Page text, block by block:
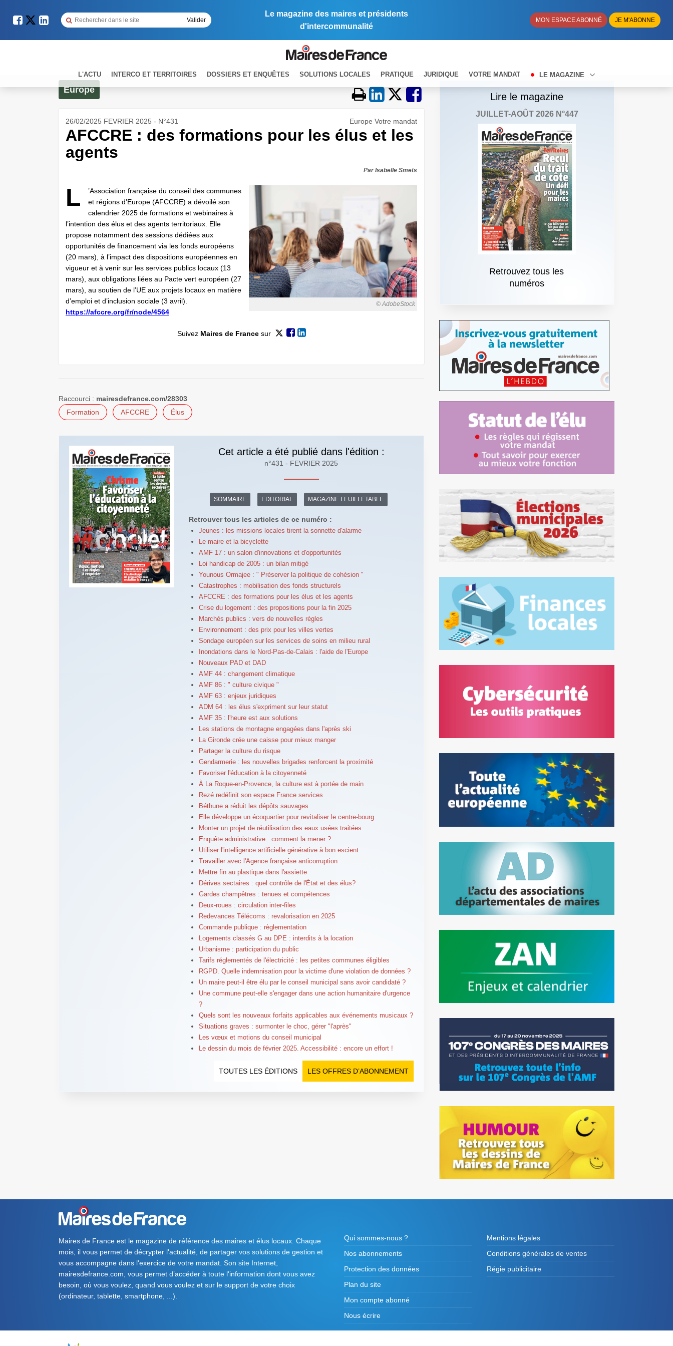
Le magazine des maires et présidents
d'intercommunalité
MON ESPACE ABONNÉ JE M'ABONNE
L'ACTU INTERCO ET TERRITOIRES DOSSIERS ET ENQUÊTES SOLUTIONS LOCALES PRATIQUE JURIDIQUE VOTRE MANDAT LE MAGAZINE
Europe
26/02/2025 FEVRIER 2025 - N°431 Europe Votre mandat
AFCCRE : des formations pour les élus et les
agents
Par Isabelle Smets
© AdobeStock
L
’Association française du conseil des communes
et régions d’Europe (AFCCRE) a dévoilé son
calendrier 2025 de formations et webinaires à
l’intention des élus et des agents territoriaux. Elle
propose notamment des sessions dédiées aux
opportunités de financement via les fonds européens
(20 mars), à l’impact des dispositions européennes en
vigueur et à venir sur les services publics locaux (13
mars), aux obligations liées au Pacte vert européen (27
mars), au soutien de l’UE aux projets locaux en matière
d’emploi et d’inclusion sociale (3 avril).
https://afccre.org/fr/node/4564
Suivez Maires de Francesur
Raccourci : mairesdefrance.com/28303
Formation
AFCCRE Élus
Cet article a été publié dans l'édition :
n°431 - FEVRIER 2025
SOMMAIRE EDITORIAL MAGAZINE FEUILLETABLE
Retrouver tous les articles de ce numéro :
Jeunes : les missions locales tirent la sonnette d'alarme
Le maire et la bicyclette
AMF 17 : un salon d'innovations et d'opportunités
Loi handicap de 2005 : un bilan mitigé
Younous Ormajee : " Préserver la politique de cohésion "
Catastrophes : mobilisation des fonds structurels
AFCCRE : des formations pour les élus et les agents
Crise du logement : des propositions pour la fin 2025
Marchés publics : vers de nouvelles règles
Environnement : des prix pour les villes vertes
Sondage européen sur les services de soins en milieu rural
Inondations dans le Nord-Pas-de-Calais : l'aide de l'Europe
Nouveaux PAD et DAD
AMF 44 : changement climatique
AMF 86 : " culture civique "
AMF 63 : enjeux juridiques
ADM 64 : les élus s'expriment sur leur statut
AMF 35 : l'heure est aux solutions
Les stations de montagne engagées dans l'après ski
La Gironde crée une caisse pour mieux manger
Partager la culture du risque
Gendarmerie : les nouvelles brigades renforcent la proximité
Favoriser l'éducation à la citoyenneté
À La Roque-en-Provence, la culture est à portée de main
Rezé redéfinit son espace France services
Béthune a réduit les dépôts sauvages
Elle développe un écoquartier pour revitaliser le centre-bourg
Monter un projet de réutilisation des eaux usées traitées
Enquête administrative : comment la mener ?
Utiliser l'intelligence artificielle générative à bon escient
Travailler avec l'Agence française anticorruption
Mettre fin au plastique dans l'assiette
Dérives sectaires : quel contrôle de l'État et des élus?
Gardes champêtres : tenues et compétences
Deux-roues : circulation inter-files
Redevances Télécoms : revalorisation en 2025
Commande publique : règlementation
Logements classés G au DPE : interdits à la location
Urbanisme : participation du public
Tarifs réglementés de l'électricité : les petites communes éligibles
RGPD. Quelle indemnisation pour la victime d'une violation de données ?
Un maire peut-il être élu par le conseil municipal sans avoir candidaté ?
Une commune peut-elle s'engager dans une action humanitaire d'urgence
?
Quels sont les nouveaux forfaits applicables aux événements musicaux ?
Situations graves : surmonter le choc, gérer "l'après"
Les vœux et motions du conseil municipal
Le dessin du mois de février 2025. Accessibilité : encore un effort !
LES OFFRES D’ABONNEMENT
TOUTES LES ÉDITIONS
Lire le magazine
JUILLET-AOÛT 2026 N°447
Retrouvez tous les
numéros
Maires de France est le magazine de référence des maires et élus locaux. Chaque
mois, il vous permet de décrypter l'actualité, de partager vos solutions de gestion et
vous accompagne dans l'exercice de votre mandat. Son site Internet,
mairesdefrance.com, vous permet d’accéder à toute l'information dont vous avez
besoin, où vous voulez, quand vous voulez et sur le support de votre choix
(ordinateur, tablette, smartphone, ...).
Qui sommes-nous ?
Nos abonnements
Protection des données
Plan du site
Mon compte abonné
Nous écrire
Mentions légales
Conditions générales de ventes
Régie publicitaire